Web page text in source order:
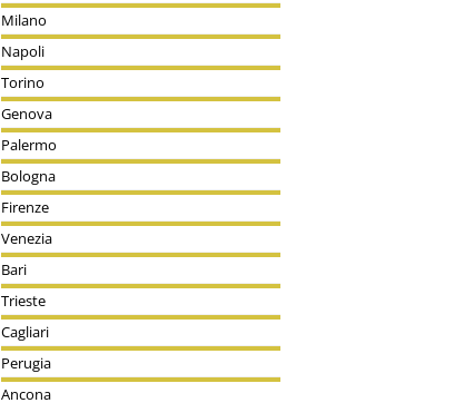
Milano
Napoli
Torino
Genova
Palermo
Bologna
Firenze
Venezia
Bari
Trieste
Cagliari
Perugia
Ancona